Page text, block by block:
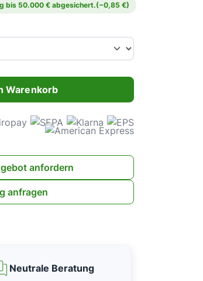
bis 50.000 € abgesichert.(−0,85 €)
Wert ein oder benutze die Schaltflächen
Warenkorb
anfordern
anfragen
Neutrale Beratung